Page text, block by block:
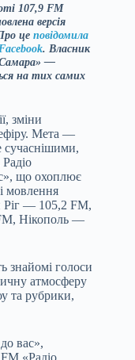
107,9 FM
версія
це повідомила
. Власник
—
на тих самих
зміни
Мета —
сучаснішими,
що охоплює
мовлення
Ріг — 105,2 FM,
Нікополь —
знайомі голоси
атмосферу
та рубрики,
вас»,
«Радіо